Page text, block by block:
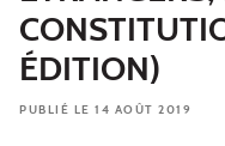
ÉDITION)
PUBLIÉ LE 14 AOÛT 2019